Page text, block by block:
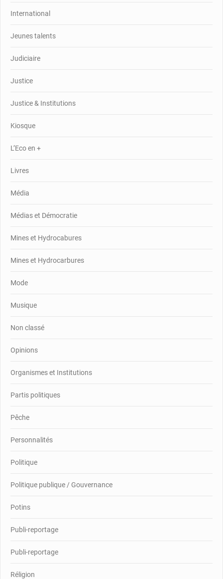
International
Jeunes talents
Judiciaire
Justice
Justice & Institutions
Kiosque
L’Eco en +
Livres
Média
Médias et Démocratie
Mines et Hydrocabures
Mines et Hydrocarbures
Mode
Musique
Non classé
Opinions
Organismes et Institutions
Partis politiques
Pêche
Personnalités
Politique
Politique publique / Gouvernance
Potins
Publi-reportage
Publi-reportage
Réligion